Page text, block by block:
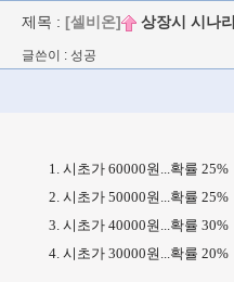
제목 : [셀비온] 상장시 시나
글쓴이 : 성공
1. 시초가 60000원...확률 25%
2. 시초가 50000원...확률 25%
3. 시초가 40000원...확률 30%
4. 시초가 30000원...확률 20%